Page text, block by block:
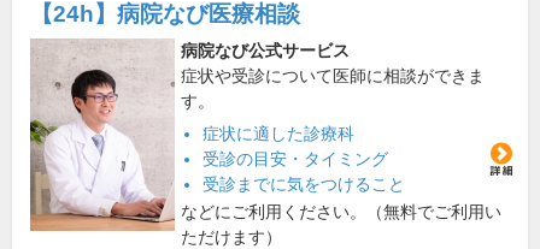
【24h】 病院なび医療相談
病院なび公式サービス
症状や受診について医師に相談ができま
す。
症状に適した診療科
受診の目安・タイミング
受診までに気をつけること
などにご利用ください。（無料でご利用い
ただけます）